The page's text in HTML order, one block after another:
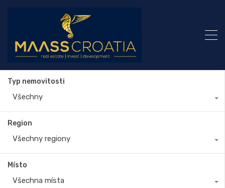
Typ nemovitosti
Všechny
Region
Všechny regiony
Místo
Všechna místa